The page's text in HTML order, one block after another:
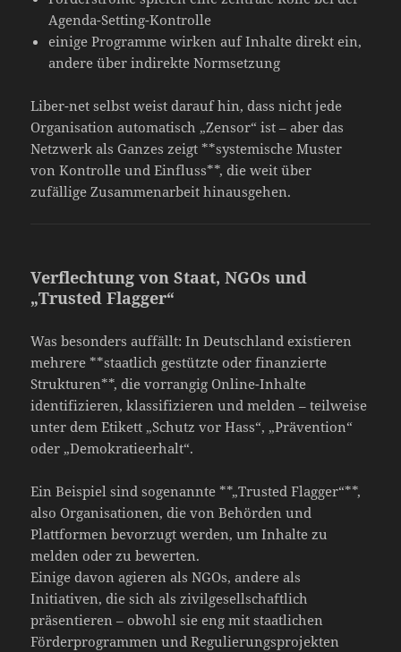
Agenda-Setting-Kontrolle
einige Programme wirken auf Inhalte direkt ein,
andere über indirekte Normsetzung
Liber-net selbst weist darauf hin, dass nicht jede
Organisation automatisch „Zensor“ ist – aber das
Netzwerk als Ganzes zeigt **systemische Muster
von Kontrolle und Einfluss**, die weit über
zufällige Zusammenarbeit hinausgehen.
Verflechtung von Staat, NGOs und
„Trusted Flagger“
Was besonders auffällt: In Deutschland existieren
mehrere **staatlich gestützte oder finanzierte
Strukturen**, die vorrangig Online-Inhalte
identifizieren, klassifizieren und melden – teilweise
unter dem Etikett „Schutz vor Hass“, „Prävention“
oder „Demokratieerhalt“.
Ein Beispiel sind sogenannte **„Trusted Flagger“**,
also Organisationen, die von Behörden und
Plattformen bevorzugt werden, um Inhalte zu
melden oder zu bewerten.
Einige davon agieren als NGOs, andere als
Initiativen, die sich als zivilgesellschaftlich
präsentieren – obwohl sie eng mit staatlichen
Förderprogrammen und Regulierungsprojekten